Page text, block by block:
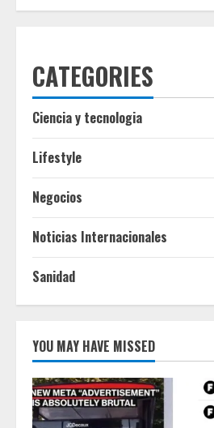
CATEGORIES
Ciencia y tecnologia
Lifestyle
Negocios
Noticias Internacionales
Sanidad
YOU MAY HAVE MISSED